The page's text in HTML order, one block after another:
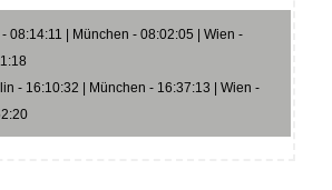
08:14:11 | München - 08:02:05 | Wien -
- 16:10:32 | München - 16:37:13 | Wien -